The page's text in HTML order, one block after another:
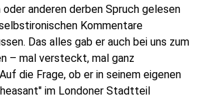
oder anderen derben Spruch gelesen
Kommentare
Das alles gab er auch bei uns zum
– mal versteckt, mal ganz
die Frage, ob er in seinem eigenen
im Londoner Stadtteil